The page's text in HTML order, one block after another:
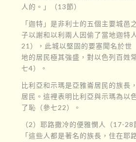
人的。」（13節）
「迦特」是非利士的五個主要城邑
子以謝和以利兩人因偷了當地迦特
21），此城以堅固的要塞聞名於世
地的居民極其強盛，對以色列百姓
七4）。
比利亞和示瑪是亞雅崙居民的族長
居民。這裡表明比利亞與示瑪為以
了恥（參七22）。
（2）耶路撒冷的便雅憫人（17-28
「這些人都是著名的族長，住在耶